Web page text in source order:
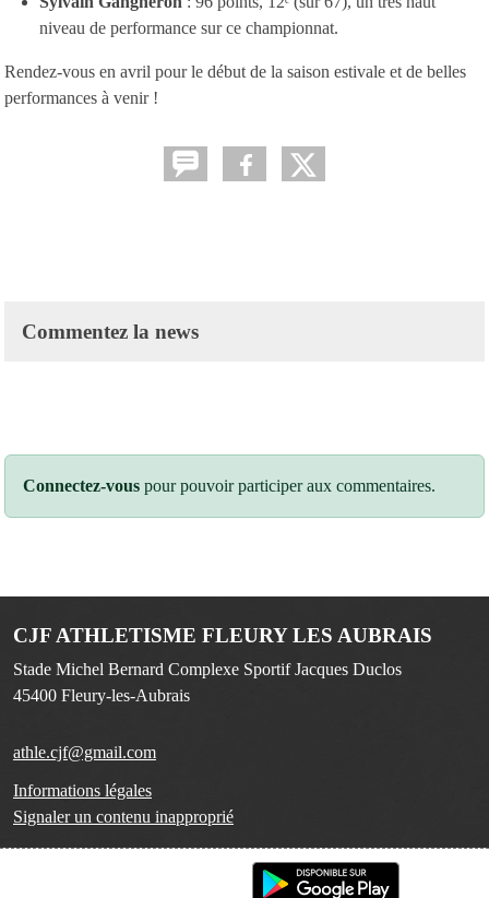
niveau de performance sur ce championnat.
Rendez-vous en avril pour le début de la saison estivale et de belles
performances à venir !
Commentez la news
Connectez-vous pour pouvoir participer aux commentaires.
CJF ATHLETISME FLEURY LES AUBRAIS
Stade Michel Bernard Complexe Sportif Jacques Duclos
45400 Fleury-les-Aubrais
athle.cjf@gmail.com
Informations légales
Signaler un contenu inapproprié